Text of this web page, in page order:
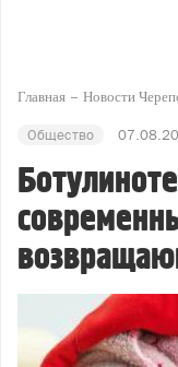
Главная Новости
Общество